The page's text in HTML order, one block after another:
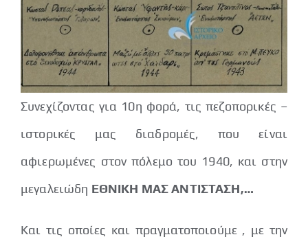
Συνεχίζοντας για 10η φορά, τις πεζοπορικές –
ιστορικές μας διαδρομές, που είναι
αφιερωμένες στον πόλεμο του 1940, και στην
μεγαλειώδη ΕΘΝΙΚΗ ΜΑΣ ΑΝΤΙΣΤΑΣΗ,…
Και τις οποίες και πραγματοποιούμε , με την